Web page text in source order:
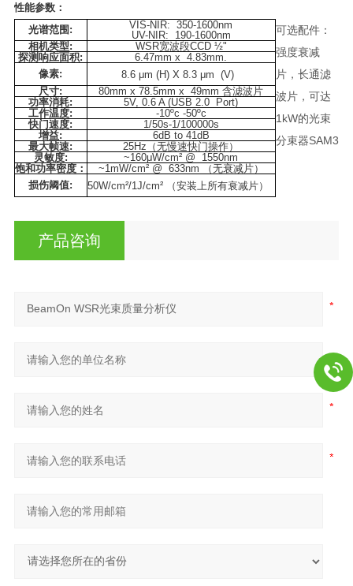
性能参数：
光谱范围:
VIS-NIR: 350-1600nm
UV-NIR: 190-1600nm
相机类型: WSR宽波段CCD ½"
探测响应面积:
6.47mm x 4.83mm.
像素:
8.6 μm (H) X 8.3 μm (V)
尺寸: 80mm x 78.5mm x 49mm含滤波片
功率消耗:
5V, 0.6 A (USB 2.0 Port)
工作温度:
-10ºc -50ºc
快门速度:
1/50s-1/100000s
增益:
6dB to 41dB
最大帧速: 25Hz （无慢速快门操作）
灵敏度:
~160μW/cm² @ 1550nm
饱和功率密度：
~1mW/cm² @ 633nm
（无衰减片）
损伤阈值: 50W/cm²/1J/cm² （安装上所有衰减片）
可选配件：
强度衰减
片，长通滤
波片，可达
1kW的光束
分束器SAM3
产品咨询